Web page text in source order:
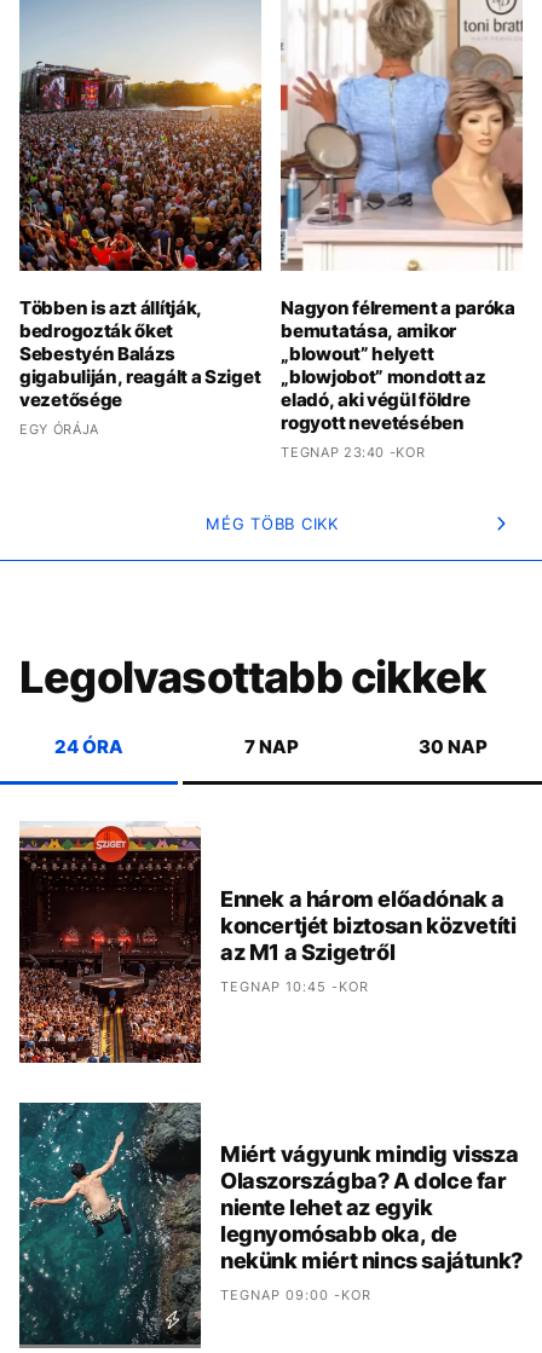
Többen is azt állítják,
bedrogozták őket
Sebestyén Balázs
gigabuliján, reagált a Sziget
vezetősége
EGY ÓRÁJA
Nagyon félrement a paróka
bemutatása, amikor
„blowout” helyett
„blowjobot” mondott az
eladó, aki végül földre
rogyott nevetésében
TEGNAP 23:40 -KOR
MÉG TÖBB CIKK
Legolvasottabb cikkek
24 ÓRA 7 NAP 30 NAP
Ennek a három előadónak a
koncertjét biztosan közvetíti
az M1 a Szigetről
TEGNAP 10:45 -KOR
Miért vágyunk mindig vissza
Olaszországba? A dolce far
niente lehet az egyik
legnyomósabb oka, de
nekünk miért nincs sajátunk?
TEGNAP 09:00 -KOR